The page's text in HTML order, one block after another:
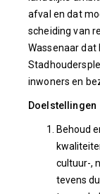
afval en dat
scheiding van
Wassenaar dat
inwoners en
Doelstellingen
Behoud
cultuur-,
tevens